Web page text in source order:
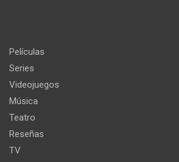
Películas
Series
Videojuegos
Música
Teatro
Reseñas
TV